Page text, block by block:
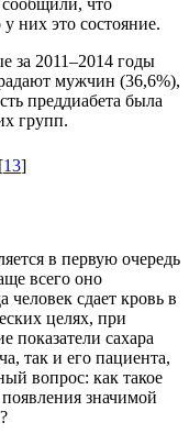
что
них это состояние.
за 2011–2014 годы
мужчин (36,6%),
преддиабета была
групп.
13]
в первую очередь
всего оно
человек сдает кровь в
целях, при
показатели сахара
так и его пациента,
вопрос: как такое
значимой